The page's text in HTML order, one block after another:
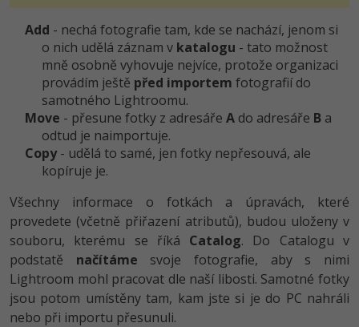
Add - nechá fotografie tam, kde se nachází, jenom si
o nich udělá záznam v katalogu - tato možnost
mně osobně vyhovuje nejvíce, protože organizaci
provádím ještě před importem fotografií do
samotného Lightroomu.
Move - přesune fotky z adresářeA do adresáře B a
odtud je naimportuje.
Copy- udělá to samé, jen fotky nepřesouvá, ale
kopíruje je.
Všechny informace o fotkách a úpravách, které
provedete (včetně přiřazení atributů), budou uloženy v
souboru, kterému se říká Catalog. Do Catalogu v
podstatě načítáme svoje fotografie, aby s nimi
Lightroom mohl pracovat dle naší libosti. Samotné fotky
jsou potom umístěny tam, kam jste si je do PC nahráli
nebo při importu přesunuli.